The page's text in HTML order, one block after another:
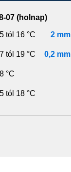
07 (holnap)
tól 16 °C 2 mm
tól 19 °C 0,2 mm
°C
tól 18 °C